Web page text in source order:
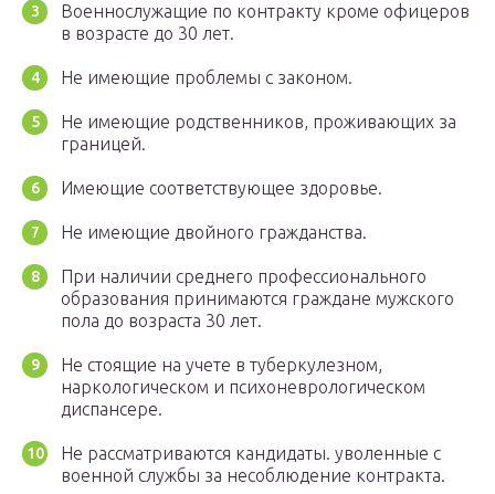
Военнослужащие по контракту кроме офицеров
в возрасте до 30 лет.
Не имеющие проблемы с законом.
Не имеющие родственников, проживающих за
границей.
Имеющие соответствующее здоровье.
Не имеющие двойного гражданства.
При наличии среднего профессионального
образования принимаются граждане мужского
пола до возраста 30 лет.
Не стоящие на учете в туберкулезном,
наркологическом и психоневрологическом
диспансере.
Не рассматриваются кандидаты. уволенные с
военной службы за несоблюдение контракта.